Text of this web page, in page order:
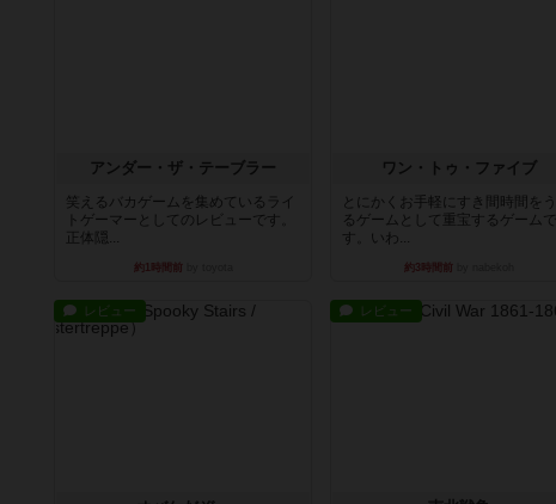
アンダー・ザ・テーブラー
笑えるバカゲームを集めているライ
トゲーマーとしてのレビューです。
正体隠...
約1時間前
ワン・トゥ・ファイブ
とにかくお手軽にすき間時間を
るゲームとして重宝するゲームで
す。いわ...
約3時間前
レビュー レビュー